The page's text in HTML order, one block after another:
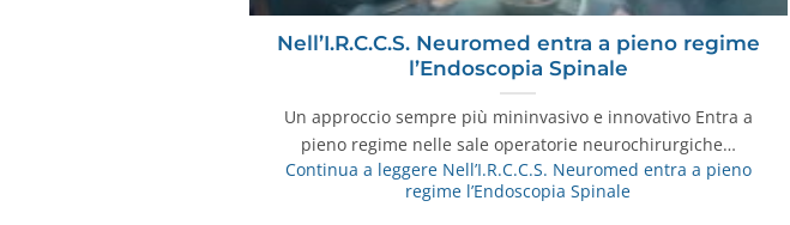
Nell’I.R.C.C.S. Neuromed entra a pieno regime
l’Endoscopia Spinale
Un approccio sempre più mininvasivo e innovativo Entra a
pieno regime nelle sale operatorie neurochirurgiche…
Continua a leggereNell’I.R.C.C.S. Neuromed entra a pieno
regime l’Endoscopia Spinale